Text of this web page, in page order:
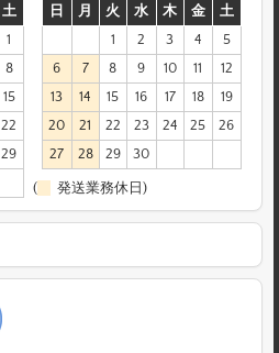
土
1
8
15
22
29
日
月 火 水 木 金
土
1
2 3 4
5
6
7 8 9 10 11
12
13
14 15 16 17 18
19
20
21 22 23 24 25
26
27
28 29 30
( 発送業務休日)